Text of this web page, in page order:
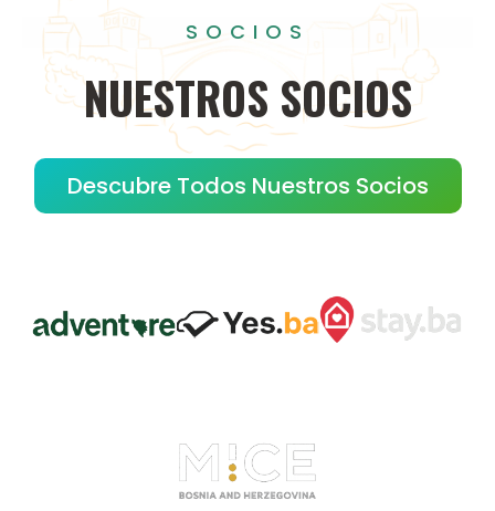
SOCIOS
NUESTROS SOCIOS
Descubre Todos Nuestros Socios